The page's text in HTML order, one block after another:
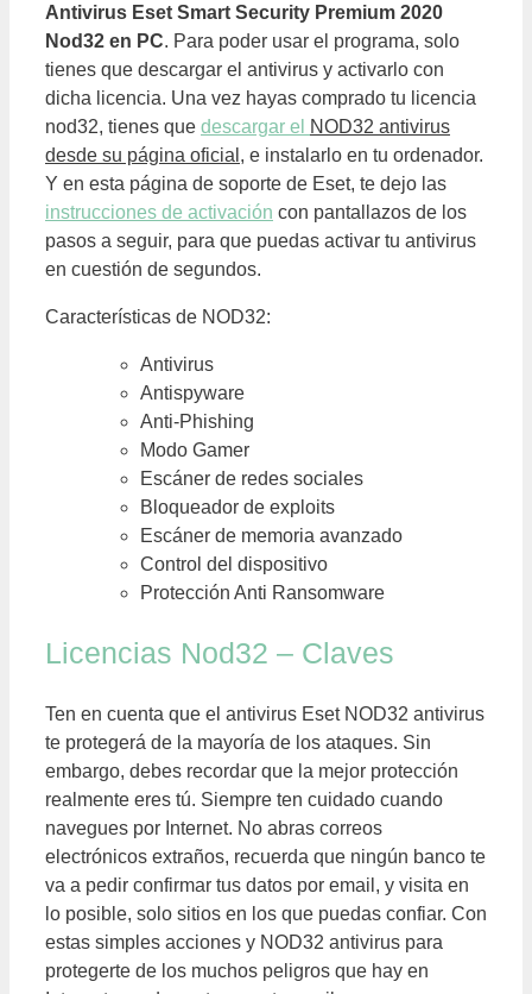
Antivirus Eset Smart Security Premium 2020
Nod32 en PC. Para poder usar el programa, solo
tienes que descargar el antivirus y activarlo con
dicha licencia. Una vez hayas comprado tu licencia
nod32, tienes que descargar el
NOD32 antivirus
desde su página oficial, e instalarlo en tu ordenador.
Y en esta página de soporte de Eset, te dejo las
instrucciones de activación con pantallazos de los
pasos a seguir, para que puedas activar tu antivirus
en cuestión de segundos.
Características de NOD32:
Antivirus
Antispyware
Anti-Phishing
Modo Gamer
Escáner de redes sociales
Bloqueador de exploits
Escáner de memoria avanzado
Control del dispositivo
Protección Anti Ransomware
Licencias Nod32 – Claves
Ten en cuenta que el antivirus EsetNOD32 antivirus
te protegerá de la mayoría de los ataques. Sin
embargo, debes recordar que la mejor protección
realmente eres tú. Siempre ten cuidado cuando
navegues por Internet. No abras correos
electrónicos extraños, recuerda que ningún banco te
va a pedir confirmar tus datos por email, y visita en
lo posible, solo sitios en los que puedas confiar. Con
estas simples acciones y NOD32 antivirus para
protegerte de los muchos peligros que hay en